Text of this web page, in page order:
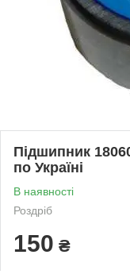
Підшипник
по Україні
В наявності
Роздріб
150 ₴